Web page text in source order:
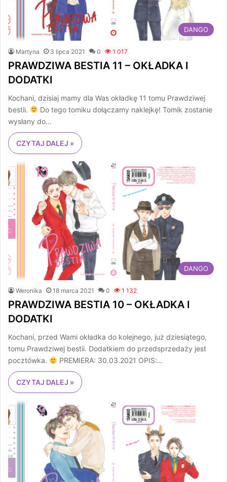
DANGO
Martyna 3 lipca 2021 0 1 017
PRAWDZIWA BESTIA 11 – OKŁADKA I
DODATKI
Kochani, dzisiaj mamy dla Was okładkę 11 tomu Prawdziwej
bestii.
Do tego tomiku dołączamy naklejkę! Tomik zostanie
wysłany do…
CZYTAJ DALEJ »
DANGO
Weronika 18 marca 2021 0 1 132
PRAWDZIWA BESTIA 10 – OKŁADKA I
DODATKI
Kochani, przed Wami okładka do kolejnego, już dziesiątego,
tomu Prawdziwej bestii. Dodatkiem do przedsprzedaży jest
pocztówka.
PREMIERA: 30.03.2021 OPIS:…
CZYTAJ DALEJ »